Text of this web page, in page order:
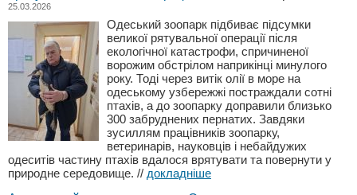
25.03.2026
Одеський зоопарк підбиває підсумки
великої рятувальної операції після
екологічної катастрофи, спричиненої
ворожим обстрілом наприкінці минулого
року. Тоді через витік олії в море на
одеському узбережжі постраждали сотні
птахів, а до зоопарку доправили близько
300 забруднених пернатих. Завдяки
зусиллям працівників зоопарку,
ветеринарів, науковців і небайдужих
одеситів частину птахів вдалося врятувати та повернути у
природне середовище. // докладніше